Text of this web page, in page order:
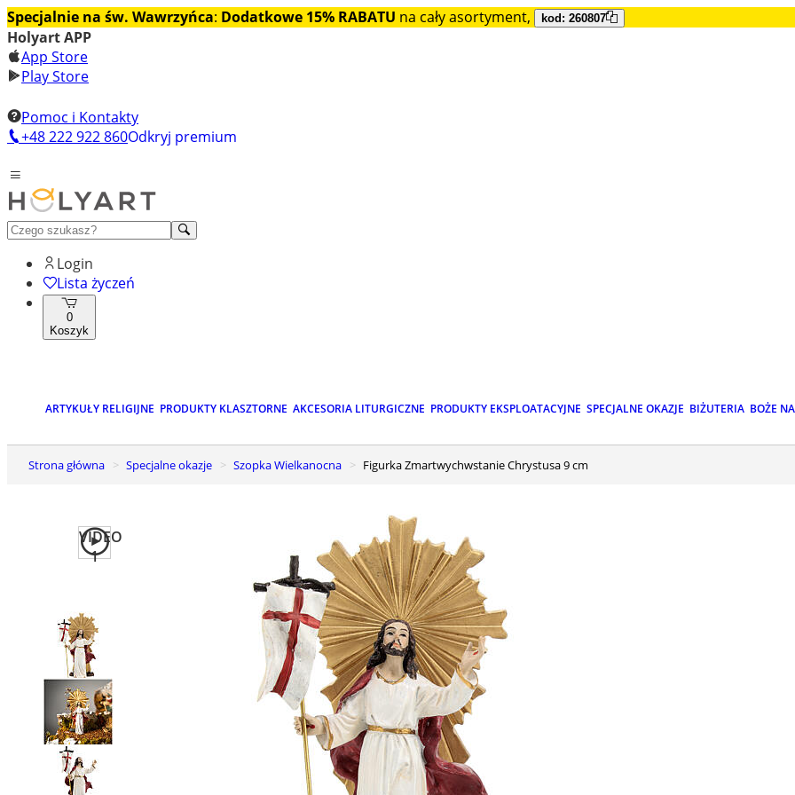
Specjalnie na św. Wawrzyńca: Dodatkowe 15% RABATU na cały asortyment, kod: 260807
Holyart APP
App Store
Play Store
Pomoc i Kontakty
+48 222 922 860Odkryj premium
Login
Lista życzeń
0
Koszyk
ARTYKUŁY RELIGIJNE PRODUKTY KLASZTORNE AKCESORIA LITURGICZNE PRODUKTY EKSPLOATACYJNE SPECJALNE OKAZJE BIŻUTERIA BOŻE
Strona główna Specjalne okazje Szopka Wielkanocna Figurka Zmartwychwstanie Chrystusa 9 cm
VIDEO
1